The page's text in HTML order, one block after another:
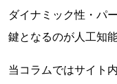
ダイナミック性・パ
鍵となるのが人工知
当コラムではサイト